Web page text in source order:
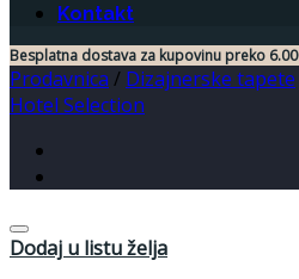
Kontakt
Besplatna dostava za kupovinu preko
Prodavnica / Dizajnerske tapete
Hotel Selection
Dodaj u listu želja